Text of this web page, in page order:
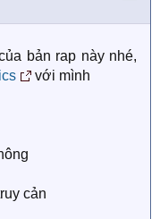
bản rap này nhé,
với mình
cản